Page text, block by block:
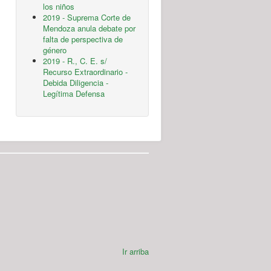
los niños
2019 - Suprema Corte de
Mendoza anula debate por
falta de perspectiva de
género
2019 - R., C. E. s/
Recurso Extraordinario -
Debida Diligencia -
Legítima Defensa
Ir arriba